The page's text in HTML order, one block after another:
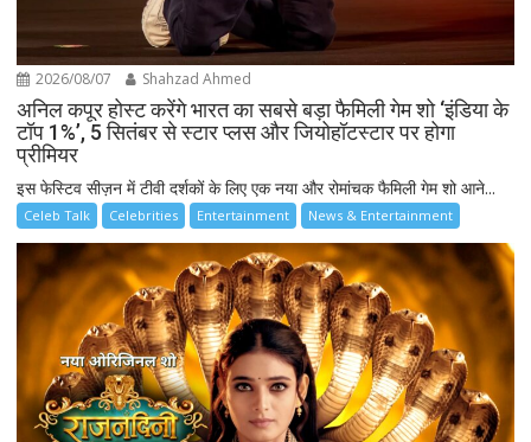
2026/08/07 Shahzad Ahmed
अनिल कपूर होस्ट करेंगे भारत का सबसे बड़ा फैमिली गेम शो ‘इंडिया के
टॉप 1%’, 5 सितंबर से स्टार प्लस और जियोहॉटस्टार पर होगा
प्रीमियर
इस फेस्टिव सीज़न में टीवी दर्शकों के लिए एक नया और रोमांचक फैमिली गेम शो आने...
Celeb Talk Celebrities Entertainment News & Entertainment